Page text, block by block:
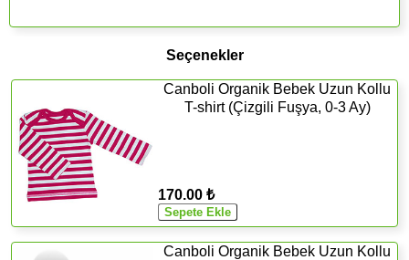
Seçenekler
Canboli Organik Bebek Uzun Kollu
T-shirt (Çizgili Fuşya, 0-3 Ay)
170.00 ₺
Canboli Organik Bebek Uzun Kollu